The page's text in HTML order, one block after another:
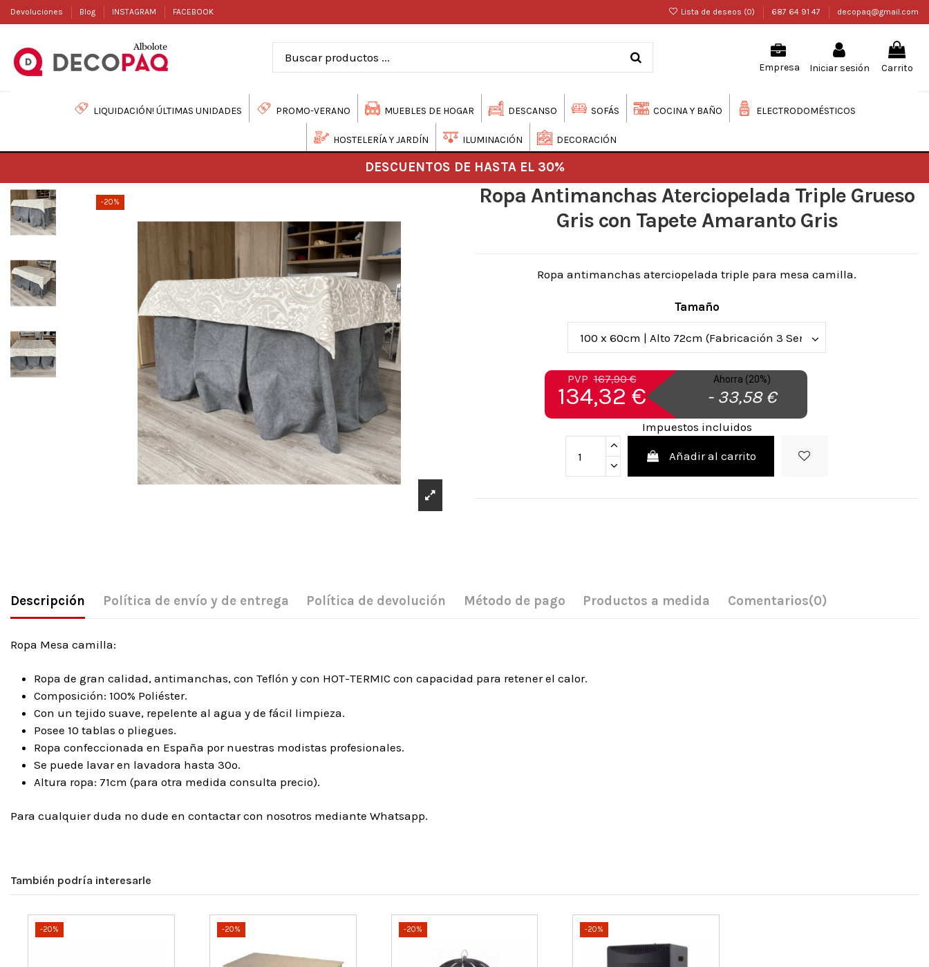
Devoluciones Blog INSTAGRAM FACEBOOK Lista de deseos (0) 687 64 91 47 decopaq@gmail.com
Empresa Iniciar sesión Carrito
LIQUIDACIÓN! ÚLTIMAS UNIDADES PROMO-VERANO MUEBLES DE HOGAR DESCANSO SOFÁS COCINA Y BAÑO ELECTRODOMÉSTICOS
HOSTELERÍA Y JARDÍN ILUMINACIÓN DECORACIÓN
DESCUENTOS DE HASTA EL 30%
-20%
Ropa Antimanchas Aterciopelada Triple Grueso
Gris con Tapete Amaranto Gris
Ropa antimanchas aterciopelada triple para mesa camilla.
Tamaño
PVP167,90 €
134,32 €
Ahorra (20%)
- 33,58 €
Impuestos incluidos
Añadir al carrito
Descripción Política de envío y de entrega Política de devolución Método de pago Productos a medida Comentarios(0)
Ropa Mesa camilla:
Ropa de gran calidad, antimanchas, con Teflón y con HOT-TERMIC con capacidad para retener el calor.
Composición: 100% Poliéster.
Con un tejido suave, repelente al agua y de fácil limpieza.
Posee 10 tablas o pliegues.
Ropa confeccionada en España por nuestras modistas profesionales.
Se puede lavar en lavadora hasta 30º.
Altura ropa: 71cm (para otra medida consulta precio).
Para cualquier duda no dude en contactar con nosotros mediante Whatsapp.
También podría interesarle
-20% -20% -20% -20%